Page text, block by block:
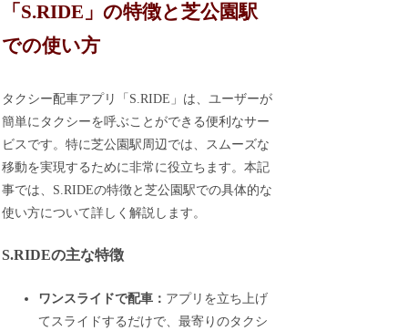
「S.RIDE」の特徴と芝公園駅
での使い方
タクシー配車アプリ「S.RIDE」は、ユーザーが
簡単にタクシーを呼ぶことができる便利なサー
ビスです。特に芝公園駅周辺では、スムーズな
移動を実現するために非常に役立ちます。本記
事では、S.RIDEの特徴と芝公園駅での具体的な
使い方について詳しく解説します。
S.RIDEの主な特徴
ワンスライドで配車： アプリを立ち上げ
てスライドするだけで、最寄りのタクシ